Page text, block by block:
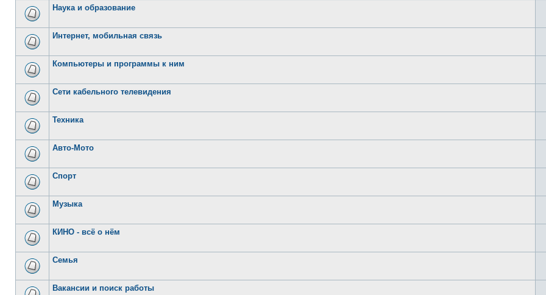
Наука и образование
Интернет, мобильная связь
Компьютеры и программы к ним
Сети кабельного телевидения
Техника
Авто-Мото
Спорт
Музыка
КИНО - всё о нём
Семья
Вакансии и поиск работы